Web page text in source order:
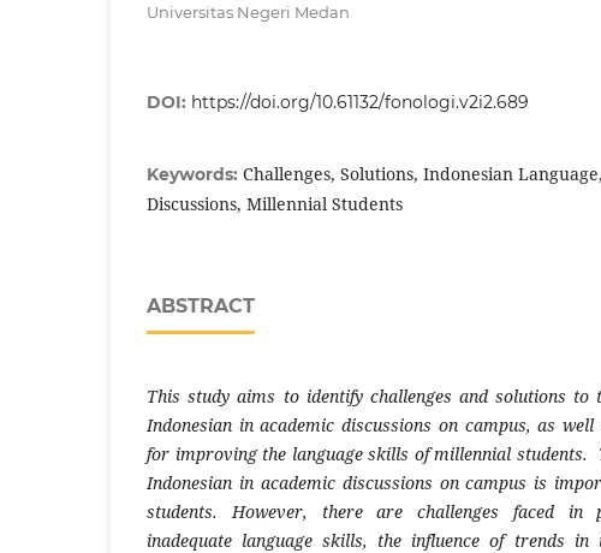
Universitas Negeri Medan
DOI: https://doi.org/10.61132/fonologi.v2i2.689
Keywords: Challenges, Solutions, Indonesian
Discussions, Millennial Students
ABSTRACT
This study aims to identify challenges and solutions to
Indonesian in academic discussions on campus, as
for improving the language skills of millennial students.
Indonesian in academic discussions on campus is
students. However, there are challenges faced in
inadequate language skills, the influence of trends